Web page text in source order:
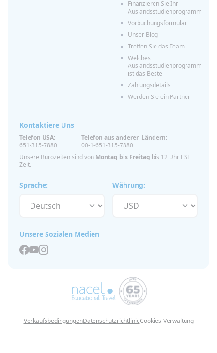
Finanzieren Sie Ihr
Auslandsstudienprogramm
Vorbuchungsformular
Unser Blog
Treffen Sie das Team
Welches
Auslandsstudienprogramm
ist das Beste
Zahlungsdetails
Werden Sie ein Partner
Sprache: Währung:
Kontaktiere Uns
Telefon USA:
651-315-7880
Telefon aus anderen Ländern:
00-1-651-315-7880
Unsere Bürozeiten sind von Montag bis Freitag bis 12 Uhr EST
Zeit.
Unsere Sozialen Medien
VerkaufsbedingungenDatenschutzrichtlinieCookies-Verwaltung